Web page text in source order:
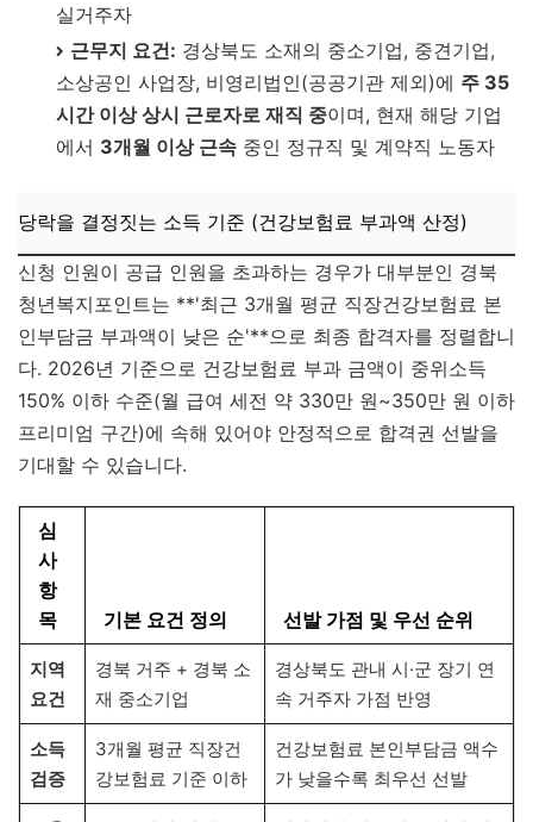
실거주자
근무지 요건: 경상북도 소재의 중소기업, 중견기업,
소상공인 사업장, 비영리법인(공공기관 제외)에 주 35
시간 이상 상시 근로자로 재직 중이며, 현재 해당 기업
에서 3개월 이상 근속 중인 정규직 및 계약직 노동자
당락을 결정짓는 소득 기준 (건강보험료 부과액 산정)
신청 인원이 공급 인원을 초과하는 경우가 대부분인 경북
청년복지포인트는 **'최근 3개월 평균 직장건강보험료 본
인부담금 부과액이 낮은 순'**으로 최종 합격자를 정렬합니
다. 2026년 기준으로 건강보험료 부과 금액이 중위소득
150% 이하 수준(월 급여 세전 약 330만 원~350만 원 이하
프리미엄 구간)에 속해 있어야 안정적으로 합격권 선발을
기대할 수 있습니다.
심
사
항
목
기본 요건 정의 선발 가점 및 우선 순위
지역
요건
경북 거주 + 경북 소
재 중소기업
경상북도 관내 시·군 장기 연
속 거주자 가점 반영
소득
검증
3개월 평균 직장건
강보험료 기준 이하
건강보험료 본인부담금 액수
가 낮을수록 최우선 선발